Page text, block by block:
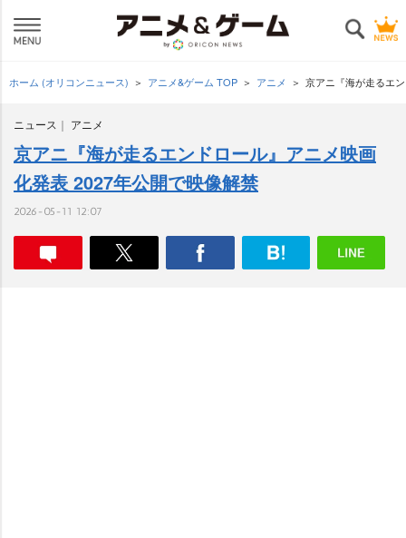
ホーム (オリコンニュース) アニメ&ゲーム TOP アニメ 京アニ『海が走るエ
ニュース アニメ
京アニ『海が走るエンドロール』アニメ映画
化発表 2027年公開で映像解禁
2026-05-11 12:07